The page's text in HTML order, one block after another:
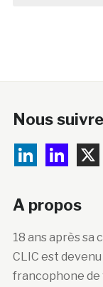
Nous
A propos
18 ans après sa
CLIC est
francophone de